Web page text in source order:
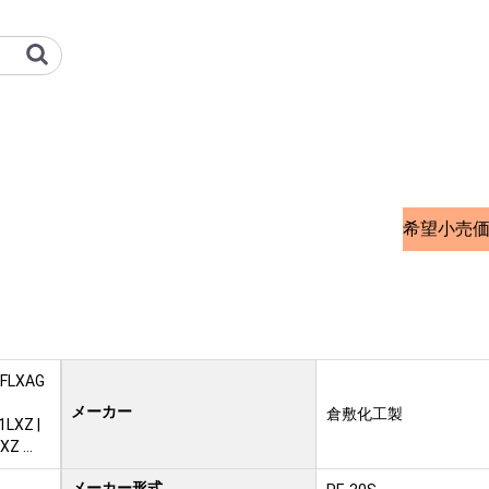
ション検索サイト
希望小売
|
…
メーカー 倉敷化工製